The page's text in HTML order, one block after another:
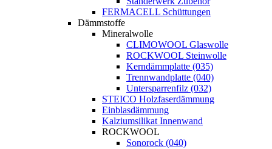
FERMACELL Schüttungen
Dämmstoffe
Mineralwolle
CLIMOWOOL Glaswolle
ROCKWOOL Steinwolle
Kerndämmplatte (035)
Trennwandplatte (040)
Untersparrenfilz (032)
STEICO Holzfaserdämmung
Einblasdämmung
Kalziumsilikat Innenwand
ROCKWOOL
Sonorock (040)